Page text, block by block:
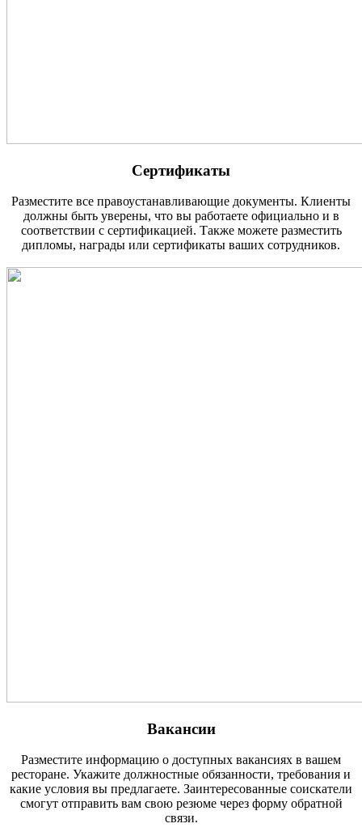
Сертификаты
Разместите все правоустанавливающие документы. Клиенты
должны быть уверены, что вы работаете официально и в
соответствии с сертификацией. Также можете разместить
дипломы, награды или сертификаты ваших сотрудников.
Вакансии
Разместите информацию о доступных вакансиях в вашем
ресторане. Укажите должностные обязанности, требования и
какие условия вы предлагаете. Заинтересованные соискатели
смогут отправить вам свою резюме через форму обратной
связи.